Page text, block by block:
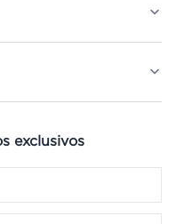
exclusivos